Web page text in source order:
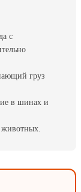
с
груз
в шинах и
животных.